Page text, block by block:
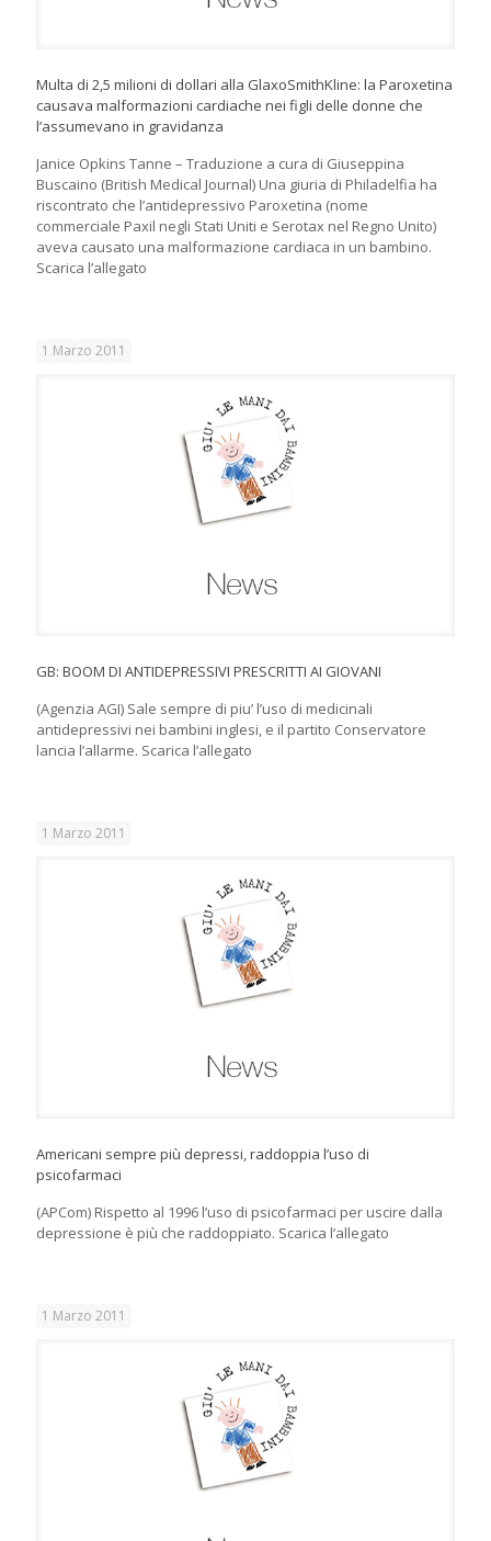
Multa di 2,5 milioni di dollari alla GlaxoSmithKline: la Paroxetina
causava malformazioni cardiache nei figli delle donne che
l’assumevano in gravidanza
Janice Opkins Tanne – Traduzione a cura di Giuseppina
Buscaino (British Medical Journal) Una giuria di Philadelfia ha
riscontrato che l’antidepressivo Paroxetina (nome
commerciale Paxil negli Stati Uniti e Serotax nel Regno Unito)
aveva causato una malformazione cardiaca in un bambino.
Scarica l’allegato
1 Marzo 2011
GB: BOOM DI ANTIDEPRESSIVI PRESCRITTI AI GIOVANI
(Agenzia AGI) Sale sempre di piu’ l’uso di medicinali
antidepressivi nei bambini inglesi, e il partito Conservatore
lancia l’allarme. Scarica l’allegato
1 Marzo 2011
Americani sempre più depressi, raddoppia l’uso di
psicofarmaci
(APCom) Rispetto al 1996 l’uso di psicofarmaci per uscire dalla
depressione è più che raddoppiato. Scarica l’allegato
1 Marzo 2011